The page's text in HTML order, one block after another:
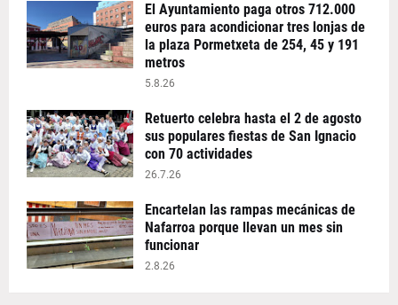
El Ayuntamiento paga otros 712.000
euros para acondicionar tres lonjas de
la plaza Pormetxeta de 254, 45 y 191
metros
5.8.26
Retuerto celebra hasta el 2 de agosto
sus populares fiestas de San Ignacio
con 70 actividades
26.7.26
Encartelan las rampas mecánicas de
Nafarroa porque llevan un mes sin
funcionar
2.8.26